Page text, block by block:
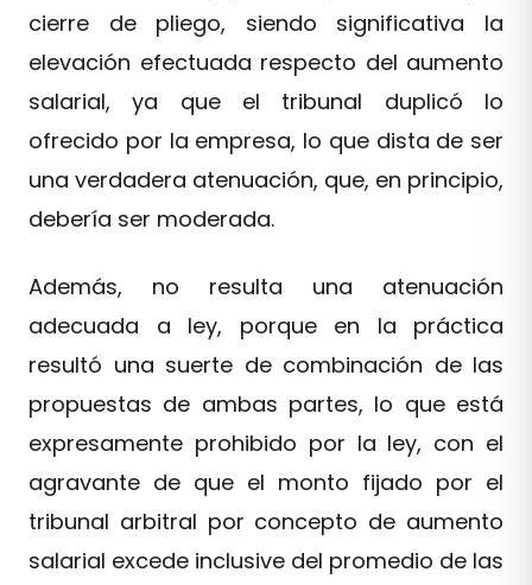
cierre de pliego, siendo significativa la
elevación efectuada respecto del aumento
salarial, ya que el tribunal duplicó lo
ofrecido por la empresa, lo que dista de ser
una verdadera atenuación, que, en principio,
debería ser moderada.
Además, no resulta una atenuación
adecuada a ley, porque en la práctica
resultó una suerte de combinación de las
propuestas de ambas partes, lo que está
expresamente prohibido por la ley, con el
agravante de que el monto fijado por el
tribunal arbitral por concepto de aumento
salarial excede inclusive del promedio de las